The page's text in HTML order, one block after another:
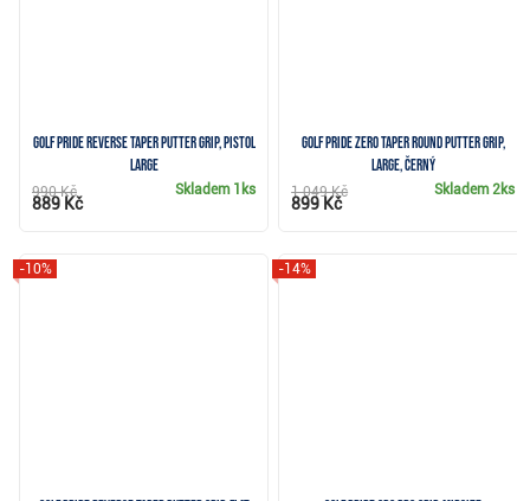
Golf Pride Reverse Taper putter grip, Pistol
Large
Skladem 1ks
990 Kč
889 Kč
Golf Pride Zero Taper Round putter grip,
Large, černý
Skladem2ks
1 049 Kč
899 Kč
-10% -14%